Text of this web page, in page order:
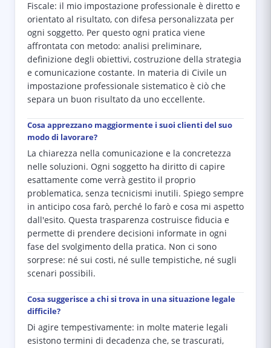
Fiscale: il mio impostazione professionale è diretto e
orientato al risultato, con difesa personalizzata per
ogni soggetto. Per questo ogni pratica viene
affrontata con metodo: analisi preliminare,
definizione degli obiettivi, costruzione della strategia
e comunicazione costante. In materia di Civile un
impostazione professionale sistematico è ciò che
separa un buon risultato da uno eccellente.
Cosa apprezzano maggiormente i suoi clienti del suo
modo di lavorare?
La chiarezza nella comunicazione e la concretezza
nelle soluzioni. Ogni soggetto ha diritto di capire
esattamente come verrà gestito il proprio
problematica, senza tecnicismi inutili. Spiego sempre
in anticipo cosa farò, perché lo farò e cosa mi aspetto
dall'esito. Questa trasparenza costruisce fiducia e
permette di prendere decisioni informate in ogni
fase del svolgimento della pratica. Non ci sono
sorprese: né sui costi, né sulle tempistiche, né sugli
scenari possibili.
Cosa suggerisce a chi si trova in una situazione legale
difficile?
Di agire tempestivamente: in molte materie legali
esistono termini di decadenza che, se trascurati,